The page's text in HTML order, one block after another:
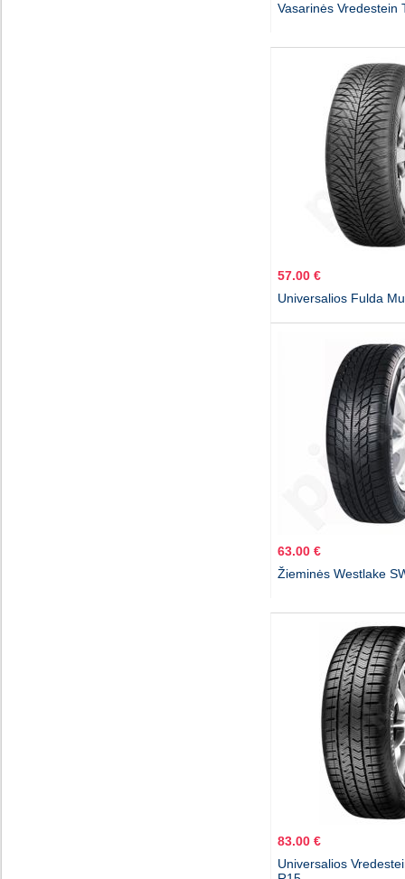
Vasarinės Vredestein
57.00 €
Universalios Fulda
63.00 €
Žieminės Westlake
83.00 €
Universalios